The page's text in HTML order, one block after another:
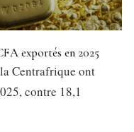
exportés en 2025
Centrafrique ont
contre 18,1